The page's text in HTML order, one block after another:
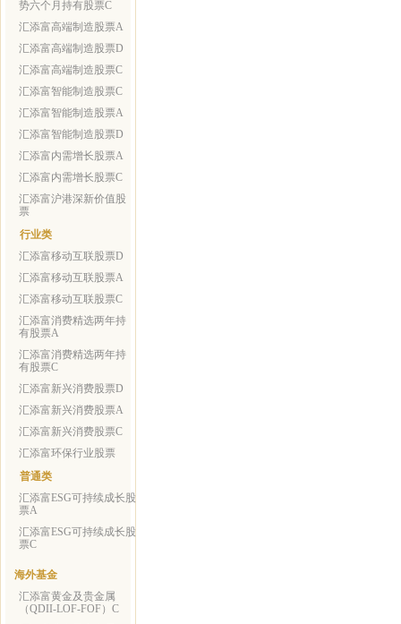
势六个月持有股票C
汇添富高端制造股票A
汇添富高端制造股票D
汇添富高端制造股票C
汇添富智能制造股票C
汇添富智能制造股票A
汇添富智能制造股票D
汇添富内需增长股票A
汇添富内需增长股票C
汇添富沪港深新价值股
票
行业类
汇添富移动互联股票D
汇添富移动互联股票A
汇添富移动互联股票C
汇添富消费精选两年持
有股票A
汇添富消费精选两年持
有股票C
汇添富新兴消费股票D
汇添富新兴消费股票A
汇添富新兴消费股票C
汇添富环保行业股票
普通类
汇添富ESG可持续成长股
票A
汇添富ESG可持续成长股
票C
海外基金
汇添富黄金及贵金属
（QDII-LOF-FOF）C